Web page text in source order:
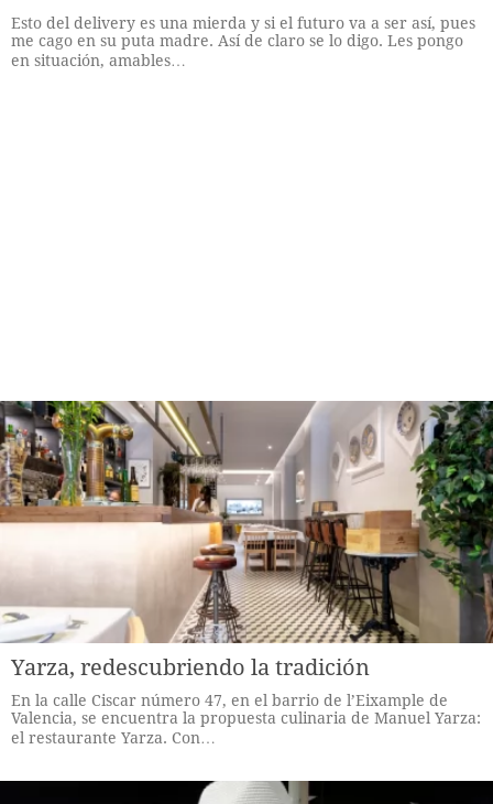
Esto del delivery es una mierda y si el futuro va a ser así, pues
me cago en su puta madre. Así de claro se lo digo. Les pongo
en situación, amables…
Yarza, redescubriendo la tradición
En la calle Ciscar número 47, en el barrio de l’Eixample de
Valencia, se encuentra la propuesta culinaria de Manuel Yarza:
el restaurante Yarza. Con…